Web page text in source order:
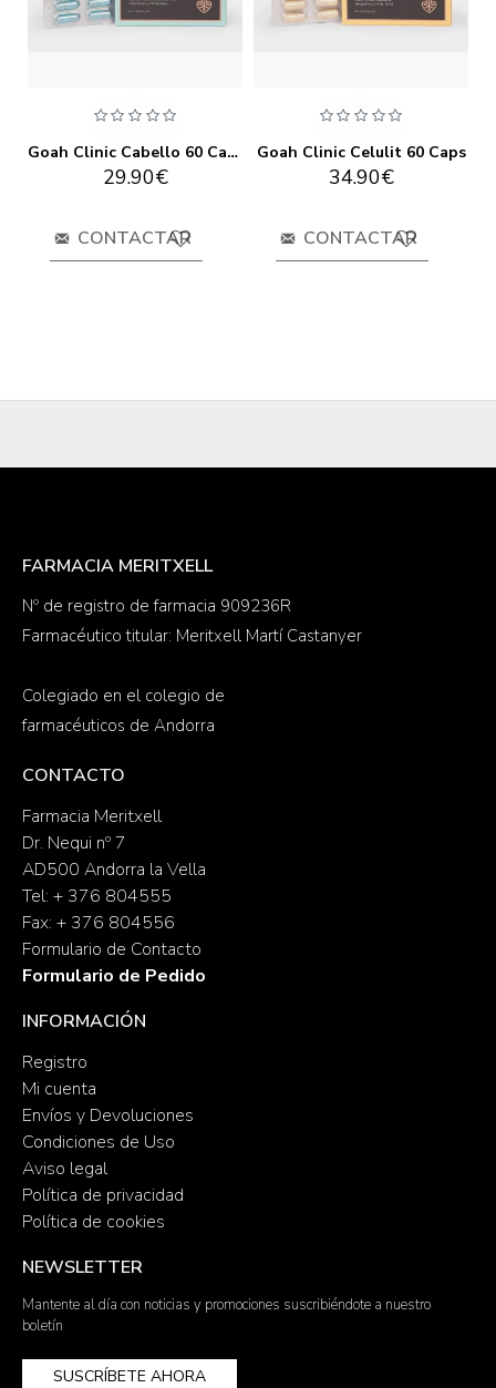
Goah Clinic Cabello 60 Caps
29.90€
CONTACTAR
Goah Clinic Celulit 60 Caps
34.90€
CONTACTAR
FARMACIA MERITXELL
Nº de registro de farmacia 909236R
Farmacéutico titular: Meritxell Martí Castanyer
Colegiado en el colegio de
farmacéuticos de Andorra
CONTACTO
Farmacia Meritxell
Dr. Nequi nº 7
AD500 Andorra la Vella
Tel: + 376 804555
Fax: + 376 804556
Formulario de Contacto
Formulario de Pedido
INFORMACIÓN
Registro
Mi cuenta
Envíos y Devoluciones
Condiciones de Uso
Aviso legal
Política de privacidad
Política de cookies
NEWSLETTER
Mantente al día con noticias y promociones suscribiéndote a nuestro
boletín
SUSCRÍBETE AHORA